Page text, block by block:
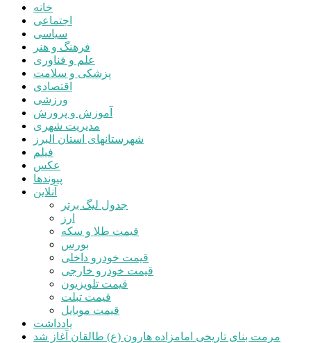
خانه
اجتماعی
سیاسی
فرهنگ و هنر
علم و فناوری
پزشکی و سلامت
اقتصادی
ورزشی
آموزش و پرورش
مدیریت شهری
شهرستانهای استان البرز
فیلم
عکس
پیوندها
آنلاین
جدول لیگ برتر
ارز
قیمت طلا و سکه
بورس
قیمت خودرو داخلی
قیمت خودرو خارجی
قیمت تلویزیون
قیمت تبلت
قیمت موبایل
یادداشت
مرمت بنای تاریخی امامزاده هارون (ع) طالقان آغاز شد